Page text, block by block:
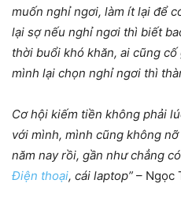
muốn nghỉ ngơi, làm ít lại để
lại sợ nếu nghỉ ngơi thì biết
thời buổi khó khăn, ai cũng
mình lại chọn nghỉ ngơi thì
Cơ hội kiếm tiền không phải
với mình, mình cũng không
năm nay rồi, gần như chẳng
Điện thoại, cái laptop” – Ngọc